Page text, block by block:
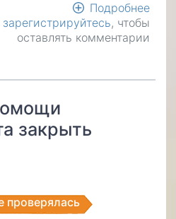
Подробнее
зарегистрируйтесь, чтобы
оставлять комментарии
закрыть
проверялась